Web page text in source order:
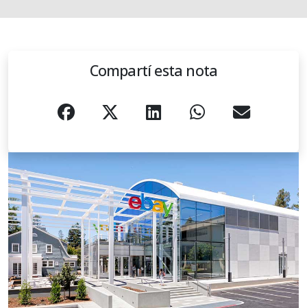
Compartí esta nota